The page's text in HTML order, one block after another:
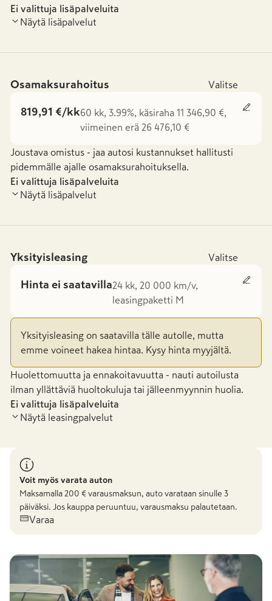
Ei valittuja lisäpalveluita
Näytä lisäpalvelut
Osamaksurahoitus Valitse
819,91 €/kk60 kk, 3.99%, käsiraha 11 346,90 €,
viimeinen erä 26 476,10 €
Joustava omistus - jaa autosi kustannukset hallitusti
pidemmälle ajalle osamaksurahoituksella.
Ei valittuja lisäpalveluita
Näytä lisäpalvelut
Yksityisleasing Valitse
Hinta ei saatavilla24 kk, 20 000 km/v,
leasingpaketti M
Yksityisleasing on saatavilla tälle autolle, mutta
emme voineet hakea hintaa. Kysy hinta myyjältä.
Huolettomuutta ja ennakoitavuutta - nauti autoilusta
ilman yllättäviä huoltokuluja tai jälleenmyynnin huolia.
Ei valittuja lisäpalveluita
Näytä leasingpalvelut
Voit myös varata auton
Maksamalla 200 € varausmaksun, auto varataan sinulle 3
päiväksi. Jos kauppa peruuntuu, varausmaksu palautetaan.
Varaa